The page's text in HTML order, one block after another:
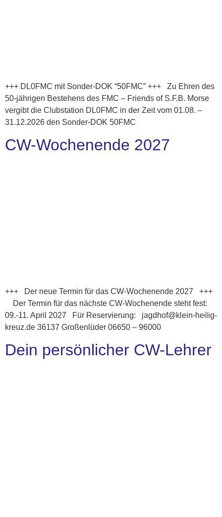
+++ DL0FMC mit Sonder-DOK “50FMC” +++ Zu Ehren des
50-jährigen Bestehens des FMC – Friends of S.F.B. Morse
vergibt die Clubstation DL0FMC in der Zeit vom 01.08. –
31.12.2026 den Sonder-DOK 50FMC
CW-Wochenende 2027
+++ Der neue Termin für das CW-Wochenende 2027 +++
Der Termin für das nächste CW-Wochenende steht fest:
09.-11. April 2027 Für Reservierung: jagdhof@klein-heilig-
kreuz.de 36137 Großenlüder 06650 – 96000
Dein persönlicher CW-Lehrer